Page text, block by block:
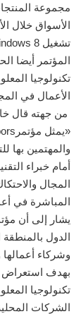
مجموعة
الأسواق خلال
المؤتمر أيضا
تكنولوجيا
الأعمال في
من جهته قال
والمهتمين بها
أمام خبراء
المجال
المباشرة في
الدول
وشركاء
بهدف استعراض
تكنولوجيا
الشركات